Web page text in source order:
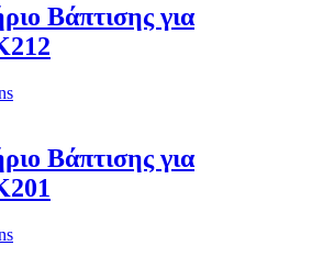
Βάπτισης για
Βάπτισης για